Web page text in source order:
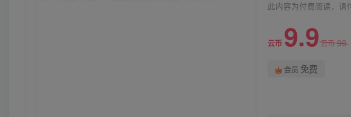
此内容为付费阅读，请
云币 9.9云币99
会员 免费